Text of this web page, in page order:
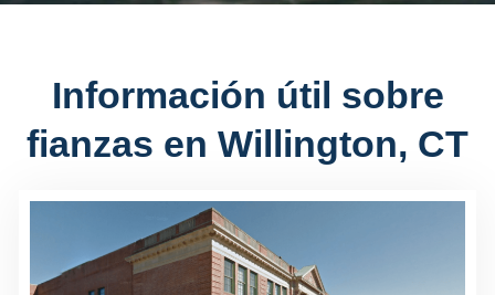
Información útil sobre
fianzas en Willington, CT